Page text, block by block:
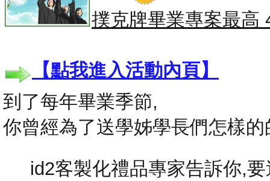
撲克牌畢業專案最高
【點我進入活動內頁】
到了每年畢業季節,
你曾經為了送學姊學長們怎樣
id2客製化禮品專家告訴你,要